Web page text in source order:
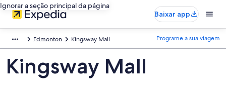
Ignorar a seção principal da página
Baixar app
Edmonton Kingsway Mall Programe a sua viagem
Kingsway Mall